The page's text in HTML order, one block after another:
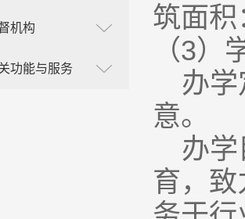
机构
功能与服务
筑面
（3）
办
意。
办
育，